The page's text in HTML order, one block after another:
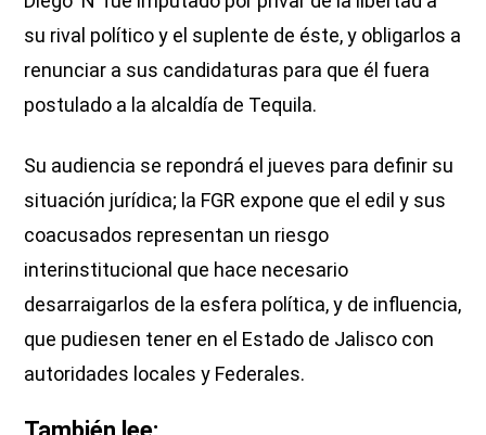
su rival político y el suplente de éste, y obligarlos a
renunciar a sus candidaturas para que él fuera
postulado a la alcaldía de Tequila.
Su audiencia se repondrá el jueves para definir su
situación jurídica; la FGR expone que el edil y sus
coacusados representan un riesgo
interinstitucional que hace necesario
desarraigarlos de la esfera política, y de influencia,
que pudiesen tener en el Estado de Jalisco con
autoridades locales y Federales.